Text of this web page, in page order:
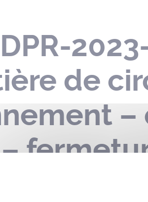
de
–
Egault